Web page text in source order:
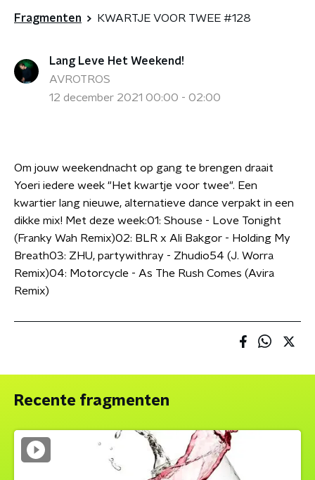
Fragmenten KWARTJE VOOR TWEE #128
Lang Leve Het Weekend!
AVROTROS
12 december 2021 00:00 - 02:00
Om jouw weekendnacht op gang te brengen draait
Yoeri iedere week "Het kwartje voor twee". Een
kwartier lang nieuwe, alternatieve dance verpakt in een
dikke mix! Met deze week:01: Shouse - Love Tonight
(Franky Wah Remix)02: BLR x Ali Bakgor - Holding My
Breath03: ZHU, partywithray - Zhudio54 (J. Worra
Remix)04: Motorcycle - As The Rush Comes (Avira
Remix)
Recente fragmenten